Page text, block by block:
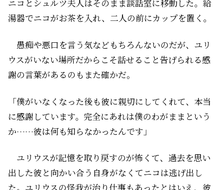
ニコとシュルツ夫人はそのまま談話室に移動した。給
湯器でニコがお茶を入れ、二人の前にカップを置く。
愚痴や悪口を言う気などもちろんないのだが、ユリ
ウスがいない場所だからこそ話せること――告げられる感
謝の言葉があるのもまた確かだ。
「僕がいなくなった後も彼に親切にしてくれて、本当
に感謝しています。完全にあれは僕のわがままという
か……彼は何も知らなかったんです」
ユリウスが記憶を取り戻すのが怖くて、過去を思い
出した彼と向かい合う自身がなくてニコは逃げ出し
た。ユリウスの怪我が治り仕事もあったとはいえ、彼